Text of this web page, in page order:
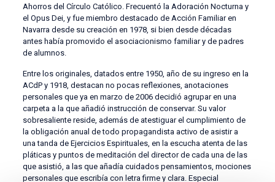
Ahorros del Círculo Católico. Frecuentó la Adoración Nocturna y
el Opus Dei, y fue miembro destacado de Acción Familiar en
Navarra desde su creación en 1978, si bien desde décadas
antes había promovido el asociacionismo familiar y de padres
de alumnos.
Entre los originales, datados entre 1950, año de su ingreso en la
ACdP y 1918, destacan no pocas reflexiones, anotaciones
personales que ya en marzo de 2006 decidió agrupar en una
carpeta a la que añadió instrucción de conservar. Su valor
sobresaliente reside, además de atestiguar el cumplimiento de
la obligación anual de todo propagandista activo de asistir a
una tanda de Ejercicios Espirituales, en la escucha atenta de las
pláticas y puntos de meditación del director de cada una de las
que asistió, a las que añadía cuidados pensamientos, mociones
personales que escribía con letra firme y clara. Especial